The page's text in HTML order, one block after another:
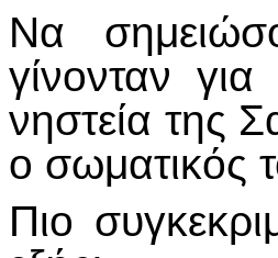
Να
γίνονταν
νηστεία της
ο σωματικός
Πιο